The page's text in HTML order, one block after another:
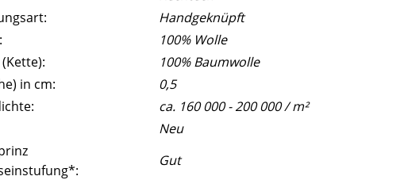
Handgeknüpft
100% Wolle
100% Baumwolle
in cm:
0,5
ca. 160 000 - 200 000 / m²
Neu
Gut